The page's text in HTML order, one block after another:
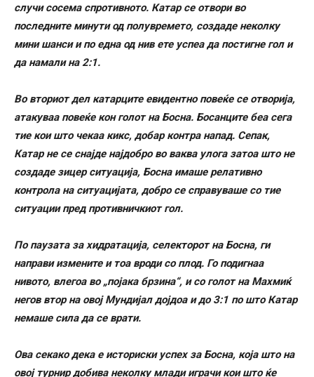
случи сосема спротивното. Катар се отвори во
последните минути од полувремето, создаде неколку
мини шанси и по една од нив ете успеа да постигне гол и
да намали на 2:1.
Во вториот дел катарците евидентно повеќе се отворија,
атакуваа повеќе кон голот на Босна. Босанците беа сега
тие кои што чекаа кикс, добар контра напад. Сепак,
Катар не се снајде најдобро во ваква улога затоа што не
создаде зицер ситуација, Босна имаше релативно
контрола на ситуацијата, добро се справуваше со тие
ситуации пред противничкиот гол.
По паузата за хидратација, селекторот на Босна, ги
направи измените и тоа вроди со плод. Го подигнаа
нивото, влегоа во „појака брзина“, и со голот на Махмиќ
негов втор на овој Мундијал дојдоа и до 3:1 по што Катар
немаше сила да се врати.
Ова секако дека е историски успех за Босна, која што на
овој турнир добива неколку млади играчи кои што ќе